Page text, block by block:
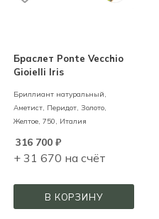
Браслет Ponte Vecchio
Gioielli Iris
Бриллиант натуральный,
Аметист, Перидот, Золото,
Желтое, 750, Италия
316 700₽
+ 31 670 на счёт
В КОРЗИНУ